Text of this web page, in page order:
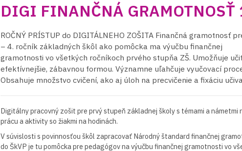
DIGI FINANČNÁ GRAMOTNOSŤ
ROČNÝ PRÍSTUP do DIGITÁLNEHO ZOŠITA Finančná gramotnosť
– 4. ročník základných škôl ako pomôcka ma výučbu finančnej
gramotnosti vo všetkých ročníkoch prvého stupňa ZŠ. Umožňuje
efektívnejšie, zábavnou formou. Významne uľahčuje vyučovací
Obsahuje množstvo cvičení, ako aj úloh na precvičenie a fixáciu
Digitálny pracovný zošit pre prvý stupeň základnej školy s témami a námetmi
prácu a aktivity so žiakmi na hodinách.
V súvislosti s povinnosťou škôl zapracovať Národný štandard finančnej
do ŠkVP je tu pomôcka pre pedagógov na výučbu finančnej gramotnosti vo